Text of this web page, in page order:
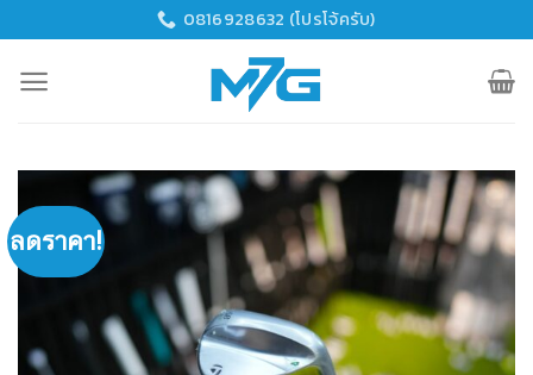
content
0816928632 (โปรโจ้ครับ)
ลดราคา!